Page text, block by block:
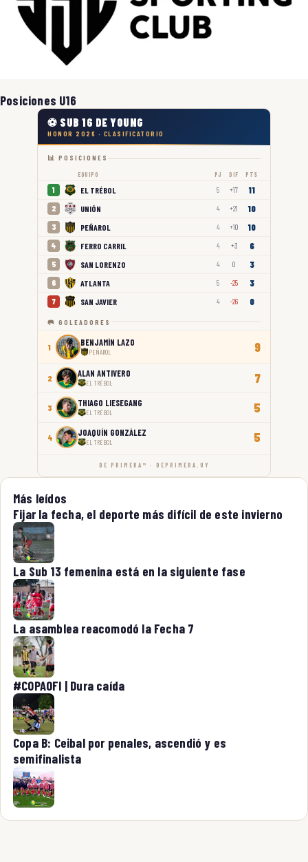
Posiciones U16
⚽ SUB 16 DE YOUNG
HONOR 2026 · CLASIFICATORIO
📊 POSICIONES
EQUIPO PJ DIF PTS
1 EL TRÉBOL 5 +17 11
2 UNIÓN 4 +21 10
3 PEÑAROL 4 +10 10
4 FERRO CARRIL 4 +3 6
5 SAN LORENZO 4 0 3
6 ATLANTA 5 -25 3
7 SAN JAVIER 4 -26 0
🥅 GOLEADORES
1 BENJAMÍN LAZO
PEÑAROL 9
2 ALAN ANTIVERO
EL TRÉBOL 7
3 THIAGO LIESEGANG
EL TRÉBOL 5
4 JOAQUÍN GONZÁLEZ
EL TRÉBOL 5
DE PRIMERA™ · DEPRIMERA.UY
Más leídos
Fijar la fecha, el deporte más difícil de este invierno
La Sub 13 femenina está en la siguiente fase
La asamblea reacomodó la Fecha 7
#COPAOFI | Dura caída
Copa B: Ceibal por penales, ascendió y es
semifinalista